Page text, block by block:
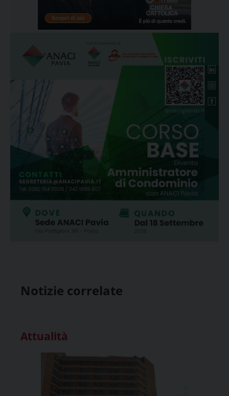
Notizie correlate
Attualità